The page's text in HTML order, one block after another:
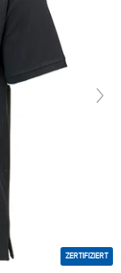
ZERTIFIZIERT